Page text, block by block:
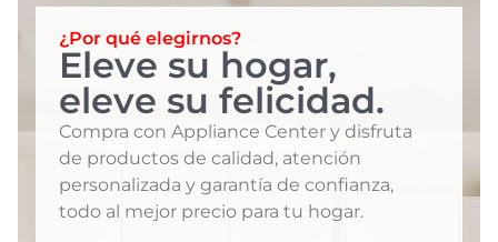
¿Por qué elegirnos?
Eleve su hogar,
eleve su felicidad.
Compra con Appliance Center y disfruta
de productos de calidad, atención
personalizada y garantía de confianza,
todo al mejor precio para tu hogar.